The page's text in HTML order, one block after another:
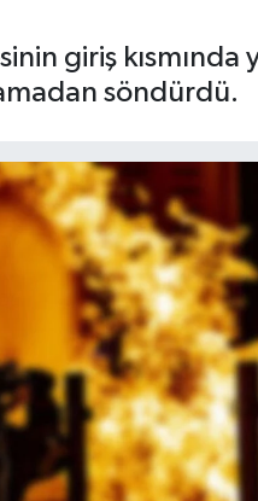
giriş kısmında
söndürdü.